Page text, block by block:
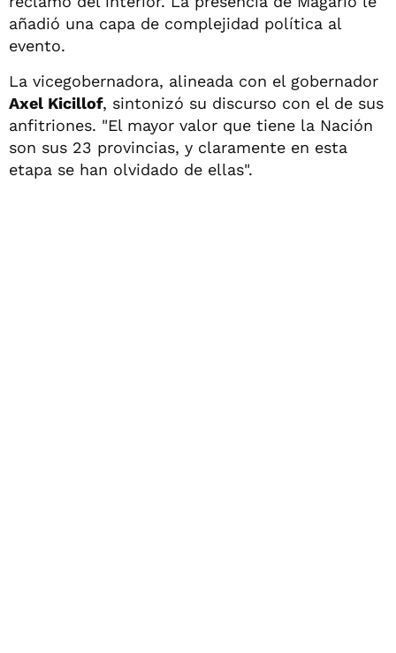
añadió una capa de complejidad política al
evento.
La vicegobernadora, alineada con el gobernador
Axel Kicillof, sintonizó su discurso con el de sus
anfitriones. "El mayor valor que tiene la Nación
son sus 23 provincias, y claramente en esta
etapa se han olvidado de ellas".